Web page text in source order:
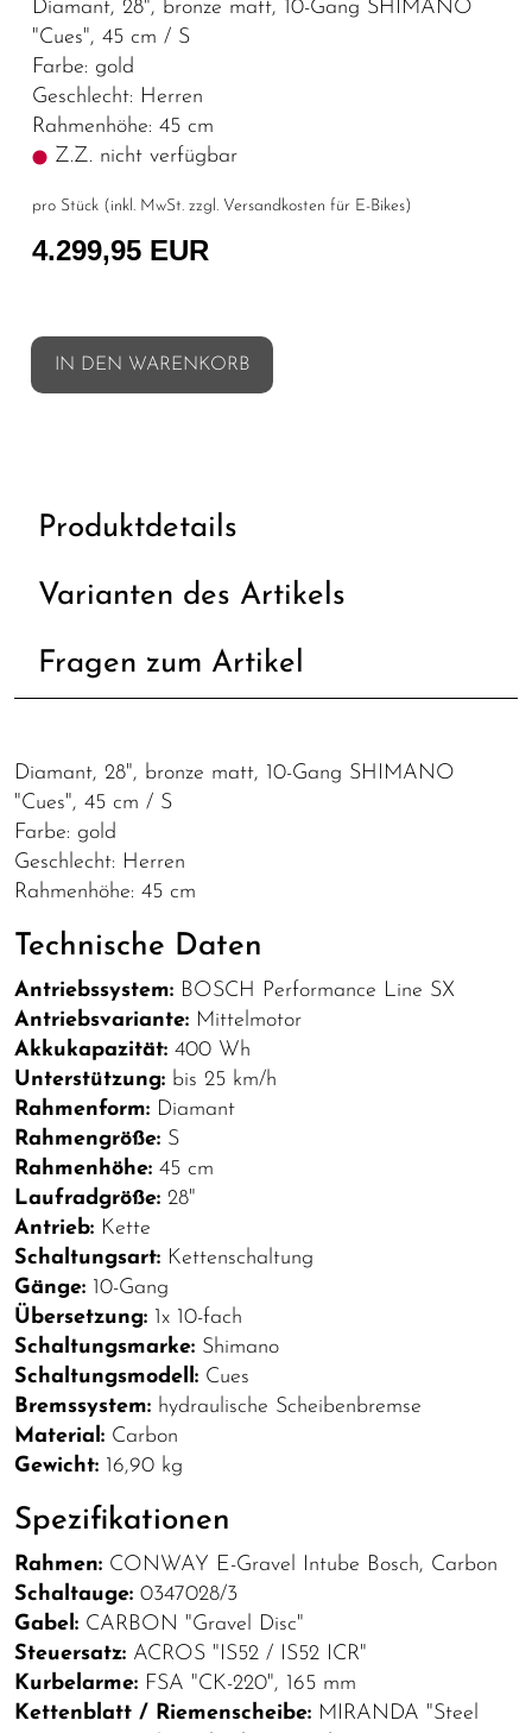
Diamant, 28", bronze matt, 10-Gang SHIMANO
"Cues", 45 cm / S
Farbe: gold
Geschlecht: Herren
Rahmenhöhe: 45 cm
Z.Z. nicht verfügbar
pro Stück (inkl. MwSt. zzgl. Versandkosten für E-Bikes)
4.299,95 EUR
IN DEN WARENKORB
Produktdetails
Varianten des Artikels
Fragen zum Artikel
Diamant, 28", bronze matt, 10-Gang SHIMANO
"Cues", 45 cm / S
Farbe: gold
Geschlecht: Herren
Rahmenhöhe: 45 cm
Technische Daten
Antriebssystem: BOSCH Performance Line SX
Antriebsvariante: Mittelmotor
Akkukapazität: 400 Wh
Unterstützung: bis 25 km/h
Rahmenform: Diamant
Rahmengröße: S
Rahmenhöhe: 45 cm
Laufradgröße: 28"
Antrieb: Kette
Schaltungsart: Kettenschaltung
Gänge: 10-Gang
Übersetzung: 1x 10-fach
Schaltungsmarke: Shimano
Schaltungsmodell: Cues
Bremssystem: hydraulische Scheibenbremse
Material: Carbon
Gewicht: 16,90 kg
Spezifikationen
Rahmen: CONWAY E-Gravel Intube Bosch, Carbon
Schaltauge: 0347028/3
Gabel: CARBON "Gravel Disc"
Steuersatz: ACROS "IS52 / IS52 ICR"
Kurbelarme: FSA "CK-220", 165 mm
Kettenblatt / Riemenscheibe: MIRANDA "Steel